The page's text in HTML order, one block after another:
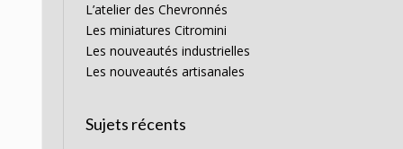
L’atelier des Chevronnés
Les miniatures Citromini
Les nouveautés industrielles
Les nouveautés artisanales
Sujets récents